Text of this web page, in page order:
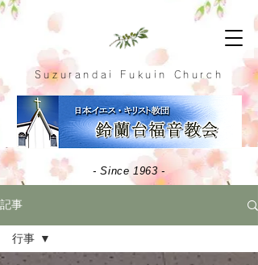
Suzurandai Fukuin Church
- Since 1963 -
記事
行事